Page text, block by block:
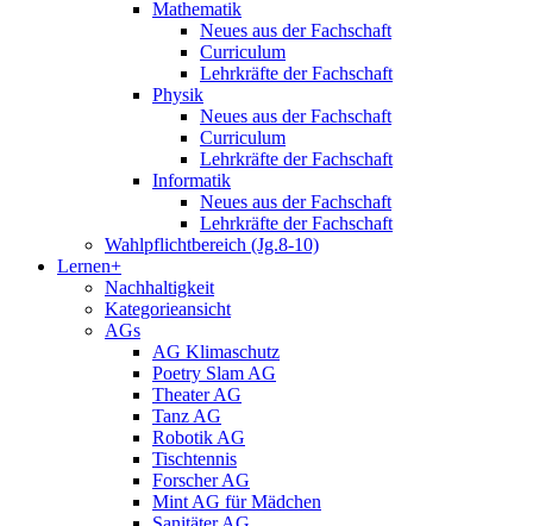
Mathematik
Neues aus der Fachschaft
Curriculum
Lehrkräfte der Fachschaft
Physik
Neues aus der Fachschaft
Curriculum
Lehrkräfte der Fachschaft
Informatik
Neues aus der Fachschaft
Lehrkräfte der Fachschaft
Wahlpflichtbereich (Jg.8-10)
Lernen+
Nachhaltigkeit
Kategorieansicht
AGs
AG Klimaschutz
Poetry Slam AG
Theater AG
Tanz AG
Robotik AG
Tischtennis
Forscher AG
Mint AG für Mädchen